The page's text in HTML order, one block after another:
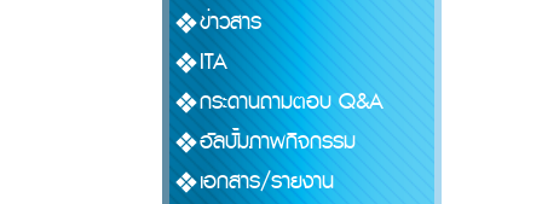
ข่าวสาร
ITA
กระดานถามตอบ Q&A
อัลบั้มภาพกิจกรรม
เอกสาร/รายงาน